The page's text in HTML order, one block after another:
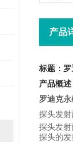
产品
标题：
产品概述
罗迪克
探头发
探头发
探头的